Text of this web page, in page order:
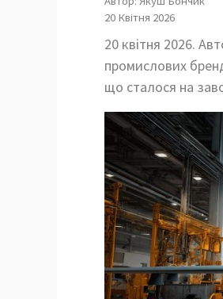
20 Квітня 2026
20 квітня 2026.
промислових
що сталося на